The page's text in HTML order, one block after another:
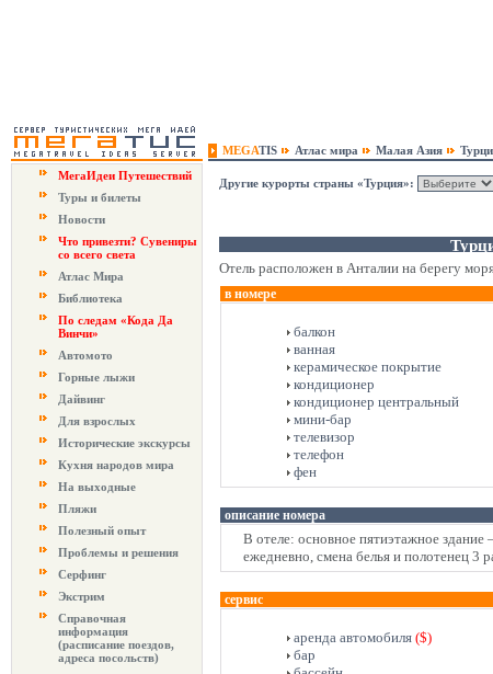
MEGATIS Атлас мира Малая Азия
МегаИдеи Путешествий
Туры и билеты
Новости
Что привезти? Сувениры
со всего света
Атлас Мира
Библиотека
По следам «Кода Да
Винчи»
Автомото
Горные лыжи
Дайвинг
Для взрослых
Исторические экскурсы
Кухня народов мира
На выходные
Пляжи
Полезный опыт
Проблемы и решения
Серфинг
Экстрим
Справочная
информация
(расписание поездов,
адреса посольств)
Другие курорты страны «Турция»:
Отель расположен в Анталии на берегу
в номере
балкон
ванная
керамическое покрытие
кондиционер
кондиционер центральный
мини-бар
телевизор
телефон
фен
описание номера
В отеле: основное пятиэтажное
ежедневно, смена белья и полотенец 3
сервис
аренда автомобиля ($)
бар